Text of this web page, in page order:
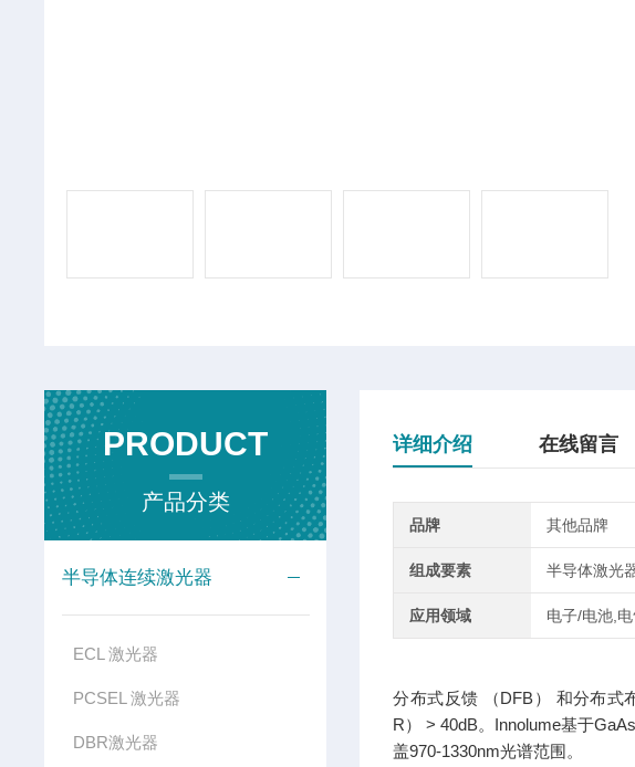
PRODUCT
产品分类
半导体连续激光器
ECL 激光器
PCSEL 激光器
DBR激光器
详细介绍 在线留言
品牌 其他品牌
组成要素 半导体激光
应用领域 电子/电池,
分布式反馈 （DFB） 和分布式
R） > 40dB。Innolume基于
盖970-1330nm光谱范围。